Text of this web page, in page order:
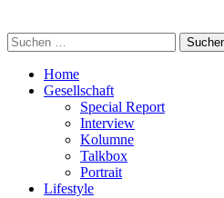
Suchen
nach:
Home
Gesellschaft
Special Report
Interview
Kolumne
Talkbox
Portrait
Lifestyle